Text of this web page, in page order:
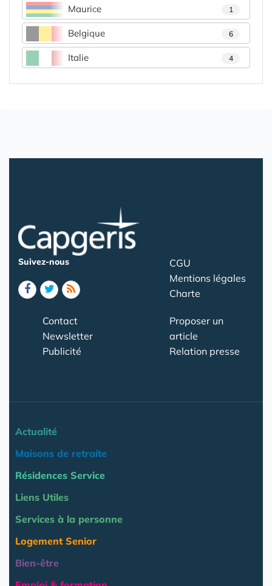
Maurice 1
Belgique 6
Italie 4
Suivez-nous
CGU
Mentions légales
Charte
Contact
Newsletter
Publicité
Proposer un
article
Relation presse
Actualité
Maisons de retraite
Résidences Service
Liens Utiles
Services à la personne
Logement Senior
Bien-être